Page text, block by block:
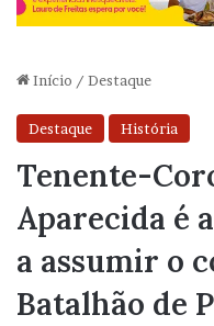
Início / Destaque
Destaque História
Tenente-
Aparecida é
a assumir o
Batalhão de